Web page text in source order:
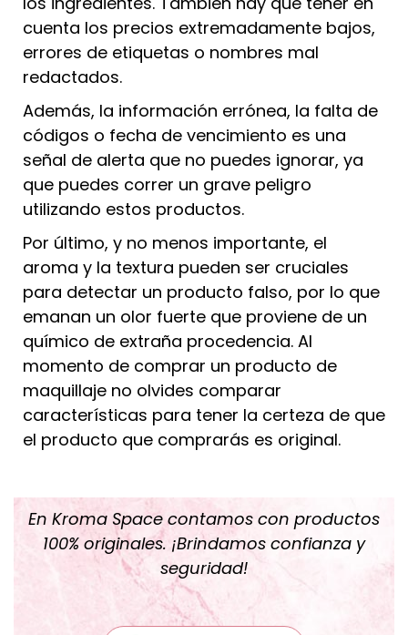
cuenta los precios extremadamente bajos,
errores de etiquetas o nombres mal
redactados.
Además, la información errónea, la falta de
códigos o fecha de vencimiento es una
señal de alerta que no puedes ignorar, ya
que puedes correr un grave peligro
utilizando estos productos.
Por último, y no menos importante, el
aroma y la textura pueden ser cruciales
para detectar un producto falso, por lo que
emanan un olor fuerte que proviene de un
químico de extraña procedencia. Al
momento de comprar un producto de
maquillaje no olvides comparar
características para tener la certeza de que
el producto que comprarás es original.
En Kroma Space contamos con productos
100% originales. ¡Brindamos confianza y
seguridad!